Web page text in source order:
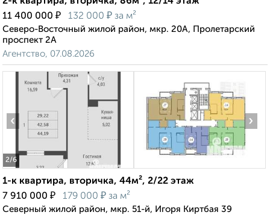
11 400 000 ₽ 132 000 ₽ за м²
Северо-Восточный жилой район, мкр. 20А, Пролетарский
проспект 2А
Агентство, 07.08.2026
2/6
‹ ›
1-к квартира, вторичка, 44м², 2/22 этаж
7 910 000 ₽ 179 000 ₽ за м²
Северный жилой район, мкр. 51-й, Игоря Киртбая 39